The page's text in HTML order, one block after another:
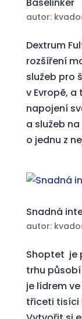
autor:
Dextrum
rozšíření
služeb pro
v Evropě,
napojení
a služeb
o jednu z
Snadná
autor:
Shoptet je
trhu působí
je lídrem
třiceti tisíci